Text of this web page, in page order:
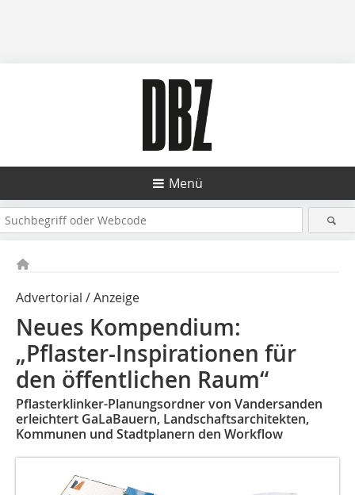
Menü
Advertorial / Anzeige
Neues Kompendium:
„Pflaster-Inspirationen für
den öffentlichen Raum“
Pflasterklinker-Planungsordner von Vandersanden
erleichtert GaLaBauern, Landschaftsarchitekten,
Kommunen und Stadtplanern den Workflow